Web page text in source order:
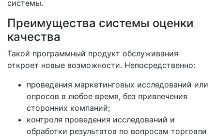
системы.
Преимущества системы оценки
качества
Такой программный продукт обслуживания
откроет новые возможности. Непосредственно:
проведения маркетинговых исследований или
опросов в любое время, без привлечения
сторонних компаний;
контроля проведения исследований и
обработки результатов по вопросам торговли